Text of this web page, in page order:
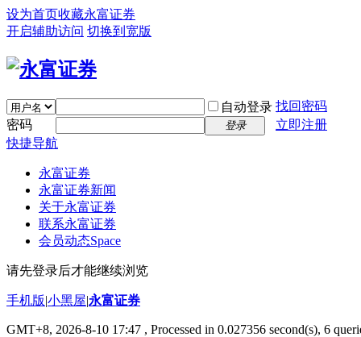
设为首页收藏永富证券
开启辅助访问 切换到宽版
自动登录 找回密码
密码
登录
立即注册
快捷导航
永富证券
永富证券新闻
关于永富证券
联系永富证券
会员动态Space
请先登录后才能继续浏览
手机版|小黑屋|永富证券
GMT+8, 2026-8-10 17:47 , Processed in 0.027356 second(s), 6